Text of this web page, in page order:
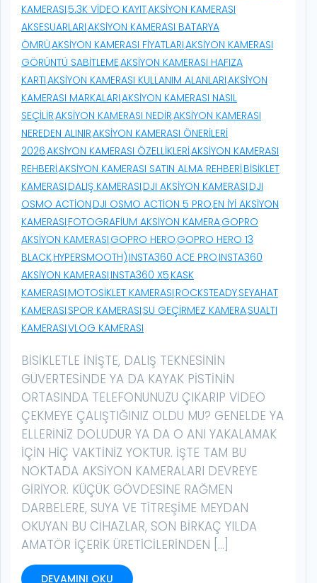
KAMERASI,5.3K VIDEO KAYIT,AKSIYON KAMERASI
AKSESUARLARI,AKSIYON KAMERASI BATARYA
ÖMRÜ,AKSIYON KAMERASI FIYATLARI,AKSIYON KAMERASI
GÖRÜNTÜ SABITLEME,AKSIYON KAMERASI HAFIZA
KARTI,AKSIYON KAMERASI KULLANIM ALANLARI,AKSIYON
KAMERASI MARKALARI,AKSIYON KAMERASI NASIL
SEÇILIR,AKSIYON KAMERASI NEDIR,AKSIYON KAMERASI
NEREDEN ALINIR,AKSIYON KAMERASI ÖNERILERI
2026,AKSIYON KAMERASI ÖZELLIKLERI,AKSIYON KAMERASI
REHBERI,AKSIYON KAMERASI SATIN ALMA REHBERI,BISIKLET
KAMERASI,DALIŞ KAMERASI,DJI AKSIYON KAMERASI,DJI
OSMO ACTION,DJI OSMO ACTION 5 PRO,EN IYI AKSIYON
KAMERASI,FOTOGRAFIUM AKSIYON KAMERA,GOPRO
AKSIYON KAMERASI,GOPRO HERO,GOPRO HERO 13
BLACK,HYPERSMOOTH),INSTA360 ACE PRO,INSTA360
AKSIYON KAMERASI,INSTA360 X5,KASK
KAMERASI,MOTOSIKLET KAMERASI,ROCKSTEADY,SEYAHAT
KAMERASI,SPOR KAMERASI,SU GEÇIRMEZ KAMERA,SUALTI
KAMERASI,VLOG KAMERASI
BISIKLETLE INIŞTE, DALIŞ TEKNESININ
GÜVERTESINDE YA DA KAYAK PISTININ
ORTASINDA TELEFONUNUZU ÇIKARIP VIDEO
ÇEKMEYE ÇALIŞTIĞINIZ OLDU MU? GENELDE YA
ELLERINIZ DOLUDUR YA DA O ANI YAKALAMAK
IÇIN HIÇ VAKTINIZ YOKTUR. İŞTE TAM BU
NOKTADA AKSIYON KAMERALARI DEVREYE
GIRIYOR. KÜÇÜK GÖVDESINE RAĞMEN
DARBELERE, SUYA VE TITREŞIME MEYDAN
OKUYAN BU CIHAZLAR, SON BIRKAÇ YILDA
AMATÖR IÇERIK ÜRETICILERINDEN […]
DEVAMINI OKU